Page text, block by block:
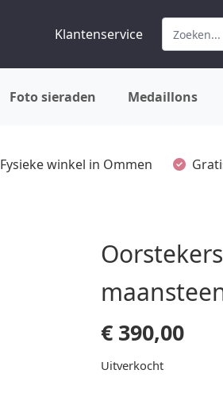
Klantenservice
Foto sieraden Medaillons
Fysieke winkel in Ommen
€ 390,00
Uitverkocht